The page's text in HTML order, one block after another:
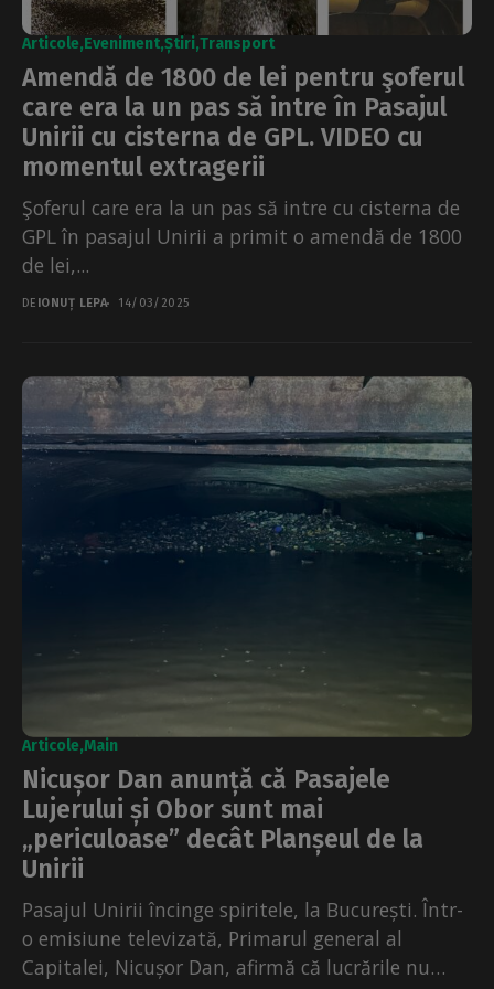
Articole Eveniment Știri Transport
Amendă de 1800 de lei pentru şoferul
care era la un pas să intre în Pasajul
Unirii cu cisterna de GPL. VIDEO cu
momentul extragerii
Şoferul care era la un pas să intre cu cisterna de
GPL în pasajul Unirii a primit o amendă de 1800
de lei,...
DE IONUȚ LEPA 14/03/2025
Articole Main
Nicușor Dan anunță că Pasajele
Lujerului și Obor sunt mai
„periculoase” decât Planșeul de la
Unirii
Pasajul Unirii încinge spiritele, la București. Într-
o emisiune televizată, Primarul general al
Capitalei, Nicușor Dan, afirmă că lucrările nu